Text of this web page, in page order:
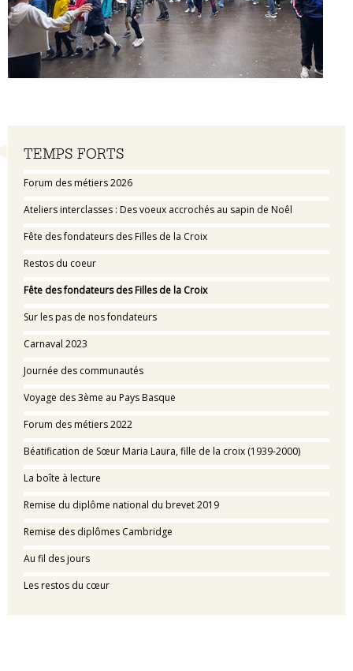
Navigation
TEMPS FORTS
Forum des métiers 2026
Ateliers interclasses : Des voeux accrochés au sapin de Noêl
Fête des fondateurs des Filles de la Croix
Restos du coeur
Fête des fondateurs des Filles de la Croix
Sur les pas de nos fondateurs
Carnaval 2023
Journée des communautés
Voyage des 3ème au Pays Basque
Forum des métiers 2022
Béatification de Sœur Maria Laura, fille de la croix (1939-2000)
La boîte à lecture
Remise du diplôme national du brevet 2019
Remise des diplômes Cambridge
Au fil des jours
Les restos du cœur